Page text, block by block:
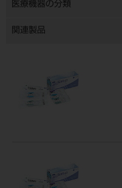
医療機器の分類
関連製品